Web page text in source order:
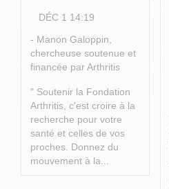
DÉC 1 14:19
- Manon Galoppin,
chercheuse soutenue et
financée par Arthritis
" Soutenir la Fondation
Arthritis, c'est croire à la
recherche pour votre
santé et celles de vos
proches. Donnez du
mouvement à la...